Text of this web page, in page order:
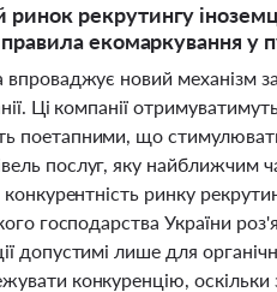
рекрутингу
екомаркування у
впроваджує новий механізм
Ці компанії
поетапними, що
послуг, яку найближчим
ринку
господарства України
допустимі лише для
конкуренцію,